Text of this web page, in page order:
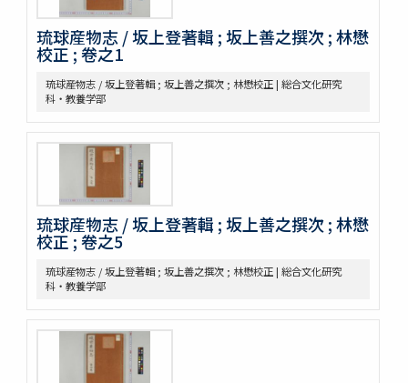
藥性本草約言 4巻
開拓使官園動植品類簿
周憲王救荒本草 14巻補遺1巻救荒野譜1巻補遺1巻
灌園草木識 6巻
Alle de plaaten en de vruchten
坂本浩然菌譜
茘枝譜 : 七篇第一
天工開物 3巻
南産志
續脩臺灣府志
中山傳信録 6巻/ (清) 徐葆光纂
廣東新語 28巻
農政全書 60巻
農桑輯要 7巻
花暦百詠 2巻坿百花賦考百花和稱
事物異名録 40巻
琉球産物志 / 坂上登著輯 ; 坂上善之撰次 ; 林懋
校正 ; 卷之1
琉球産物志 / 坂上登著輯 ; 坂上善之撰次 ; 林懋校正 | 総合文化研究
科・教養学部
琉球産物志 / 坂上登著輯 ; 坂上善之撰次 ; 林懋
校正 ; 卷之5
琉球産物志 / 坂上登著輯 ; 坂上善之撰次 ; 林懋校正 | 総合文化研究
科・教養学部